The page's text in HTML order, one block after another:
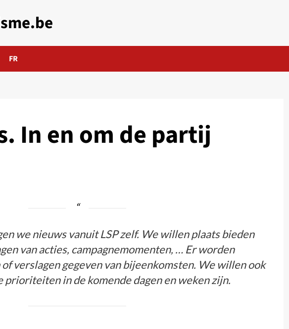
FR
In en om de partij
we nieuws vanuit LSP zelf. We willen plaats bieden
van acties, campagnemomenten, … Er worden
verslagen gegeven van bijeenkomsten. We willen ook
prioriteiten in de komende dagen en weken zijn.